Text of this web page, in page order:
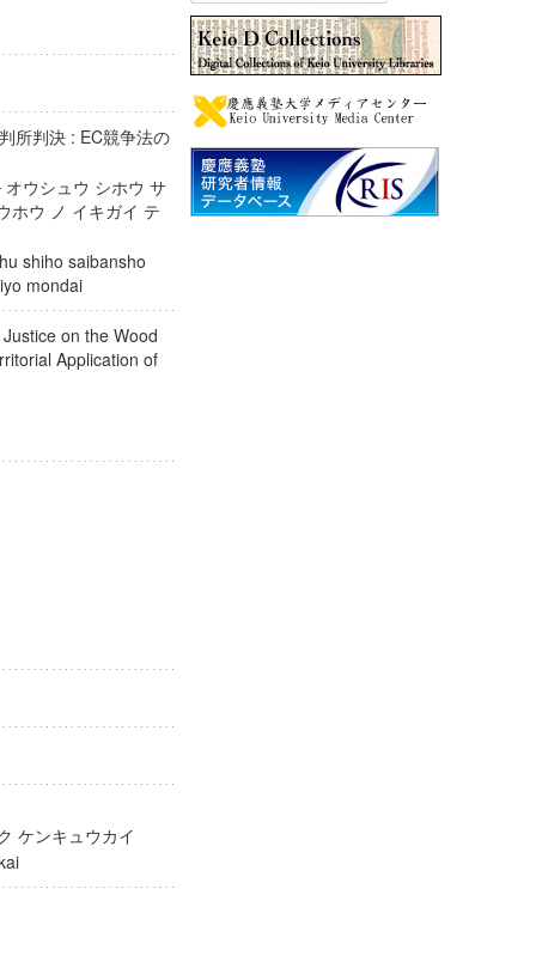
所判決 : EC競争法の
ウシュウ シホウ サ
ホウ ノ イキガイ テ
shiho saibansho
mondai
on the Wood
Application of
ケンキュウカイ